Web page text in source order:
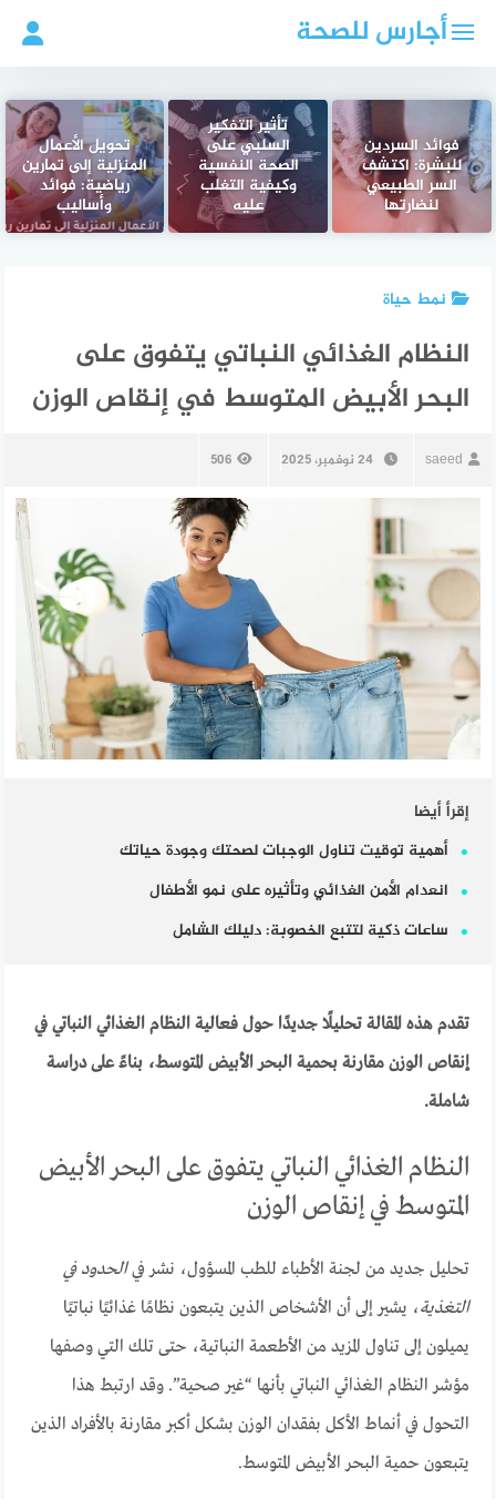
أجارس للصحة
فوائد السردين
للبشرة: اكتشف
السر الطبيعي
لنضارتها
تأثير التفكير
السلبي على
الصحة النفسية
وكيفية التغلب
عليه
تحويل الأعمال
المنزلية إلى تمارين
رياضية: فوائد
وأساليب
نمط حياة
النظام الغذائي النباتي يتفوق على
البحر الأبيض المتوسط في إنقاص الوزن
saeed 24 نوفمبر، 2025 506
إقرأ أيضا
أهمية توقيت تناول الوجبات لصحتك وجودة حياتك
انعدام الأمن الغذائي وتأثيره على نمو الأطفال
ساعات ذكية لتتبع الخصوبة: دليلك الشامل
تقدم هذه المقالة تحليلًا جديدًا حول فعالية النظام الغذائي النباتي في
إنقاص الوزن مقارنة بحمية البحر الأبيض المتوسط، بناءً على دراسة
شاملة.
النظام الغذائي النباتي يتفوق على البحر الأبيض
المتوسط في إنقاص الوزن
تحليل جديد من لجنة الأطباء للطب المسؤول، نشر فيالحدود في
التغذية، يشير إلى أن الأشخاص الذين يتبعون نظامًا غذائيًا نباتيًا
يميلون إلى تناول المزيد من الأطعمة النباتية، حتى تلك التي وصفها
مؤشر النظام الغذائي النباتي بأنها “غير صحية”. وقد ارتبط هذا
التحول في أنماط الأكل بفقدان الوزن بشكل أكبر مقارنة بالأفراد الذين
يتبعون حمية البحر الأبيض المتوسط.